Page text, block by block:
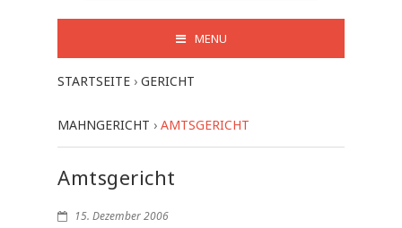
MENU
STARTSEITE › GERICHT
MAHNGERICHT › AMTSGERICHT
Amtsgericht
15. Dezember 2006